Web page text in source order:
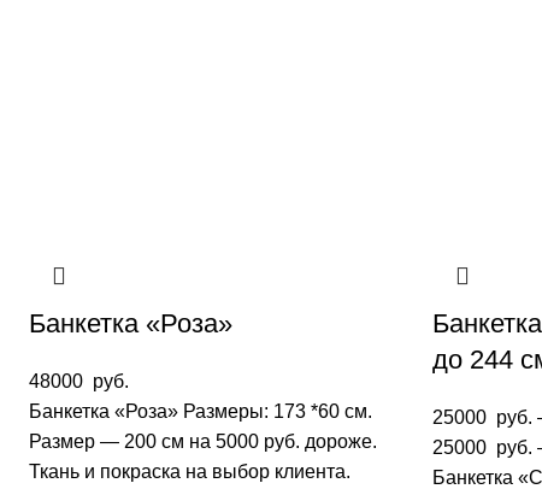
Банкетка «Роза»
48000 руб.
Банкетка «Роза» Размеры: 173 *60 см.
Размер — 200 см на 5000 руб. дороже.
Ткань и покраска на выбор клиента.
до 244
25000 руб.
25000 руб.
Банкетка